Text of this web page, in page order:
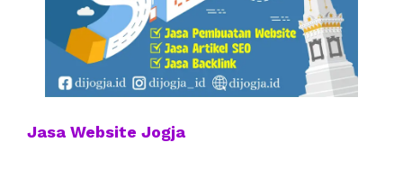
Jasa Website Jogja